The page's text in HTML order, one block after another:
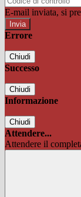
E-mail inviata, si
Errore
Chiudi
Successo
Chiudi
Informazione
Chiudi
Attendere...
Attendere il